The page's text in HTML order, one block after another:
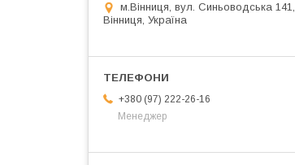
м.Вінниця, вул. Синьоводська 141,
Вінниця, Україна
+380 (97) 222-26-16
Менеджер